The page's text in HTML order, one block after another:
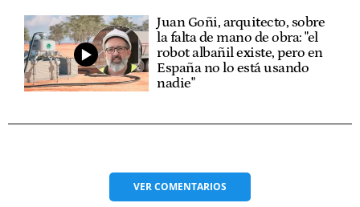
Juan Goñi, arquitecto, sobre
la falta de mano de obra: "el
robot albañil existe, pero en
España no lo está usando
nadie"
VERCOMENTARIOS